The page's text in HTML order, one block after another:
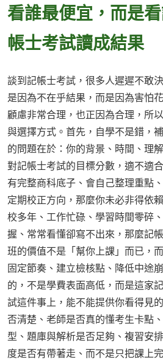
看誰最便宜，而是
帳士考試讀成結果
談到記帳士考試，很多人遲遲不敢
是因為不在乎結果，而是因為害怕
顧慮非常合理，也正因為合理，所
與選擇方式。首先，自學不是錯，
的問題在於：你的背景、時間、理
對記帳士考試的目標分數，適不適
有完整商科底子、會自己整理重點
定期校正方向，那麼你未必非得依
校多年、工作忙碌、學習時間零碎
握、常常看懂卻寫不出來，那麼記
班的價值不是「幫你上課」而已，
固定節奏、建立檢核點、降低中途
的，不是學費表面高低，而是這家
試這件事上，能不能提供你看得見
否清楚、老師是否真的懂考生卡點
型、題庫與解析是否足夠、複習安
度是否有帶著走、而不是只把課上